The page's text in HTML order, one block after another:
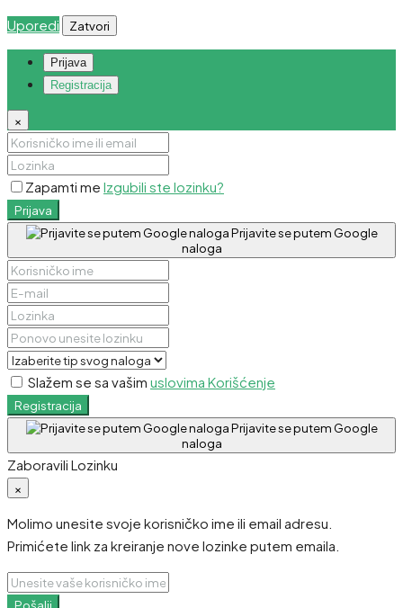
Uporedi Zatvori
Prijava
Registracija
×
Zapamti me Izgubili ste lozinku?
Prijava
Prijavite se putem Google
naloga
Slažem se sa vašim uslovima Korišćenje
Registracija
Prijavite se putem Google
naloga
Zaboravili Lozinku
×
Molimo unesite svoje korisničko ime ili email adresu.
Primićete link za kreiranje nove lozinke putem emaila.
Pošalji